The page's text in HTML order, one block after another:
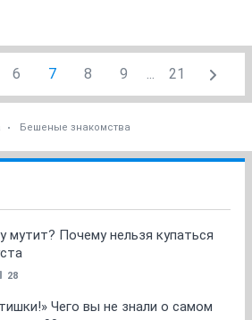
6 7 8 9 ... 21
Бешеные знакомства
мутит? Почему нельзя купаться
28
Чего вы не знали о самом